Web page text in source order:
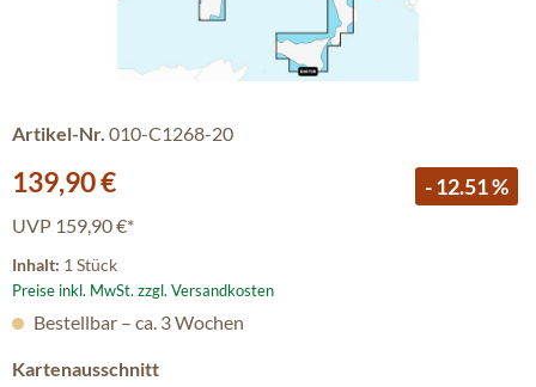
Artikel-Nr. 010-C1268-20
Verkaufspreis:
139,90 € - 12.51 %
UVP 159,90 €*
Inhalt: 1 Stück
Preise inkl. MwSt. zzgl. Versandkosten
Bestellbar – ca. 3 Wochen
Kartenausschnittauswählen